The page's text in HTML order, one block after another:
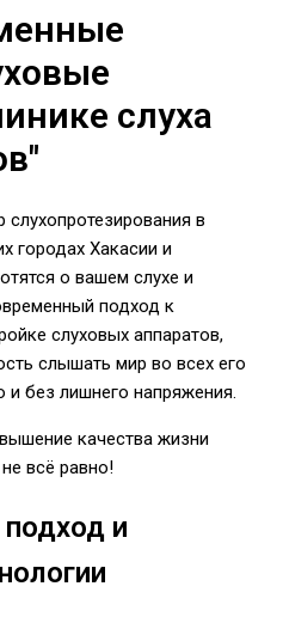
слуха
слухопротезирования в
городах Хакасии и
о вашем слухе и
подход к
слуховых аппаратов,
слышать мир во всех его
и без лишнего напряжения.
качества жизни
всё равно!
и